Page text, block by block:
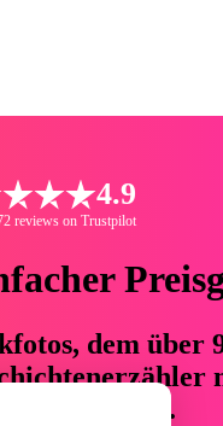
4.9
reviews on Trustpilot
dem über
einsparen.